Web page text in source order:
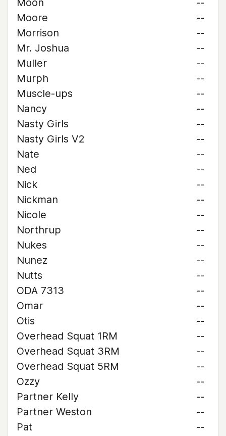
Moon
--
Moore
--
Morrison
--
Mr. Joshua
--
Muller
--
Murph
--
Muscle-ups
--
Nancy
--
Nasty Girls
--
Nasty Girls V2
--
Nate
--
Ned
--
Nick
--
Nickman
--
Nicole
--
Northrup
--
Nukes
--
Nunez
--
Nutts
--
ODA 7313
--
Omar
--
Otis
--
Overhead Squat 1RM
--
Overhead Squat 3RM
--
Overhead Squat 5RM
--
Ozzy
--
Partner Kelly
--
Partner Weston
--
Pat
--